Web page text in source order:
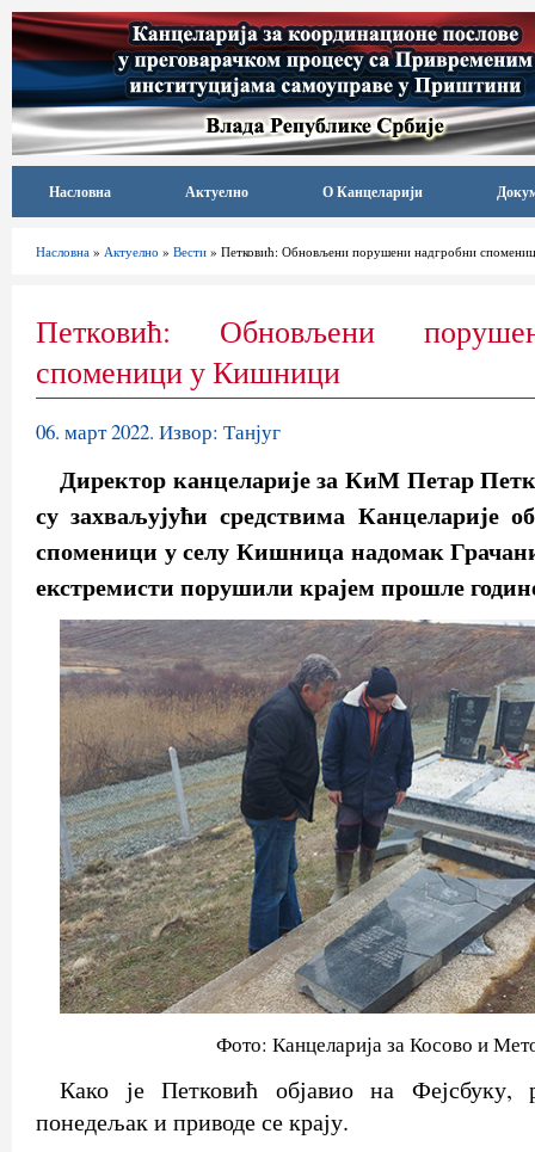
Насловна Актуелно О Канцеларији
Насловна » Актуелно » Вести » Петковић: Обновљени порушени надгробни
Петковић: Обновљени
споменици у Кишници
06. март 2022. Извор: Танјуг
Директор канцеларије за КиМ Петар
су захваљујући средствима Канцеларије
споменици у селу Кишница надомак
екстремисти порушили крајем прошле
Фото: Канцеларија за Косово и
Како је Петковић објавио на
понедељак и приводе се крају.